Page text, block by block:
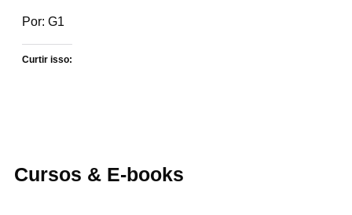
Por: G1
Curtir isso:
Cursos & E-books